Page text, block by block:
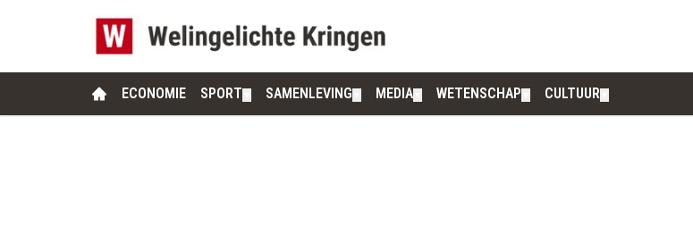
ECONOMIE SPORT SAMENLEVING MEDIA WETENSCHAP CULTUUR